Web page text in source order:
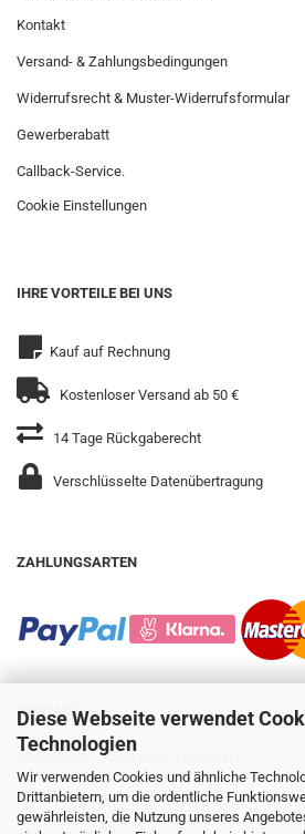
Diese Webseite verwendet
Technologien
Wir verwenden Cookies und ähnliche
Drittanbietern, um die ordentliche
gewährleisten, die Nutzung unseres
Kontakt
Versand- & Zahlungsbedingungen
Widerrufsrecht & Muster-Widerrufsformular
Gewerberabatt
Callback-Service.
Cookie Einstellungen
IHRE VORTEILE BEI UNS
Kauf auf Rechnung
Kostenloser Versand ab 50 €
14 Tage Rückgaberecht
Verschlüsselte Datenübertragung
ZAHLUNGSARTEN
KONTAKT
Stoffeinsel / Schneiderei Hemsbach
Gleiwitzer Str. 14
69502 Hemsbach